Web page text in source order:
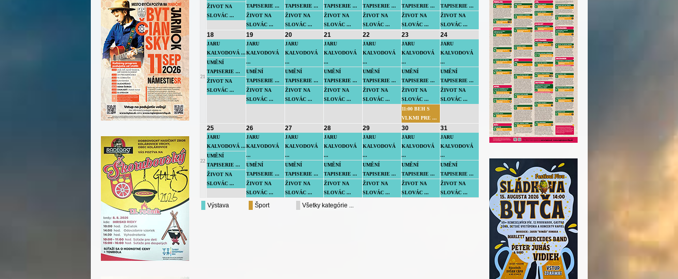
ŽIVOT NA
SLOVÁC ...
TAPISERIE ...
ŽIVOT NA
SLOVÁC ...
TAPISERIE ...
ŽIVOT NA
SLOVÁC ...
TAPISERIE ...
ŽIVOT NA
SLOVÁC ...
TAPISERIE ...
ŽIVOT NA
SLOVÁC ...
TAPISERIE ...
ŽIVOT NA
SLOVÁC ...
TAPISERIE ...
ŽIVOT NA
SLOVÁC ...
21
18
JARU
KALVODOVÁ ...
UMĚNÍ
TAPISERIE ...
ŽIVOT NA
SLOVÁC ...
19
JARU
KALVODOVÁ
...
UMĚNÍ
TAPISERIE ...
ŽIVOT NA
SLOVÁC ...
20
JARU
KALVODOVÁ
...
UMĚNÍ
TAPISERIE ...
ŽIVOT NA
SLOVÁC ...
21
JARU
KALVODOVÁ
...
UMĚNÍ
TAPISERIE ...
ŽIVOT NA
SLOVÁC ...
22
JARU
KALVODOVÁ
...
UMĚNÍ
TAPISERIE ...
ŽIVOT NA
SLOVÁC ...
23
JARU
KALVODOVÁ
...
UMĚNÍ
TAPISERIE ...
ŽIVOT NA
SLOVÁC ...
11:00 BEH S
VLKMI PRE ...
24
JARU
KALVODOVÁ
...
UMĚNÍ
TAPISERIE ...
ŽIVOT NA
SLOVÁC ...
22
25
JARU
KALVODOVÁ ...
UMĚNÍ
TAPISERIE ...
ŽIVOT NA
SLOVÁC ...
26
JARU
KALVODOVÁ
...
UMĚNÍ
TAPISERIE ...
ŽIVOT NA
SLOVÁC ...
27
JARU
KALVODOVÁ
...
UMĚNÍ
TAPISERIE ...
ŽIVOT NA
SLOVÁC ...
28
JARU
KALVODOVÁ
...
UMĚNÍ
TAPISERIE ...
ŽIVOT NA
SLOVÁC ...
29
JARU
KALVODOVÁ
...
UMĚNÍ
TAPISERIE ...
ŽIVOT NA
SLOVÁC ...
30
JARU
KALVODOVÁ
...
UMĚNÍ
TAPISERIE ...
ŽIVOT NA
SLOVÁC ...
31
JARU
KALVODOVÁ
...
UMĚNÍ
TAPISERIE ...
ŽIVOT NA
SLOVÁC ...
Výstava Šport Všetky kategórie ...